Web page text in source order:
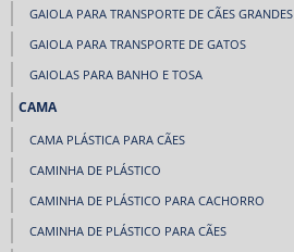
GAIOLA PARA TRANSPORTE DE CÃES GRANDES
GAIOLA PARA TRANSPORTE DE GATOS
GAIOLAS PARA BANHO E TOSA
CAMA
CAMA PLÁSTICA PARA CÃES
CAMINHA DE PLÁSTICO
CAMINHA DE PLÁSTICO PARA CACHORRO
CAMINHA DE PLÁSTICO PARA CÃES